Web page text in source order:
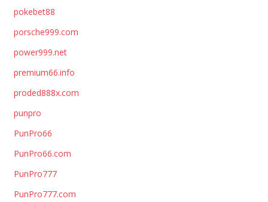
pokebet88
porsche999.com
power999.net
premium66.info
proded888x.com
punpro
PunPro66
PunPro66.com
PunPro777
PunPro777.com